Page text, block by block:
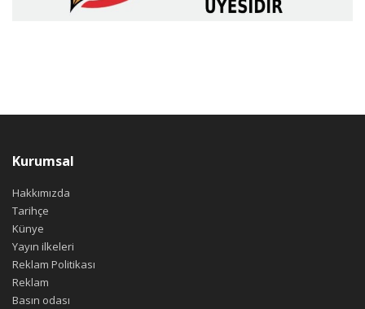
Kurumsal
Hakkımızda
Tarihçe
Künye
Yayın ilkeleri
Reklam Politikası
Reklam
Basın odası